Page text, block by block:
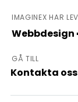
IMAGINEX HAR
Webbdesign
GÅ TILL
Kontakta